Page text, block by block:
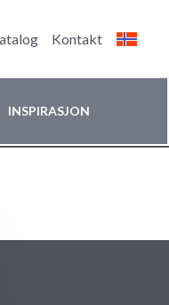
Kontakt
INSPIRASJON